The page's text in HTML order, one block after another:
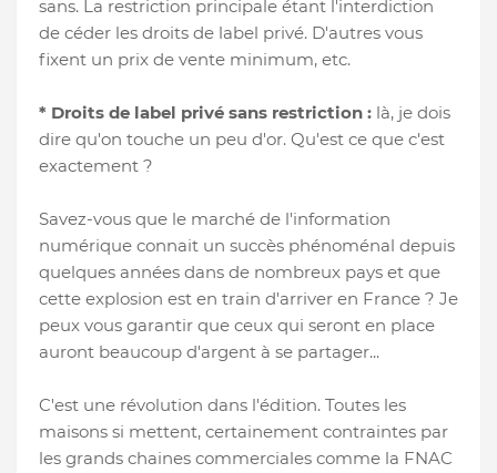
sans. La restriction principale étant l'interdiction
de céder les droits de label privé. D'autres vous
fixent un prix de vente minimum, etc.
* Droits de label privé sans restriction : là, je dois
dire qu'on touche un peu d'or. Qu'est ce que c'est
exactement ?
Savez-vous que le marché de l'information
numérique connait un succès phénoménal depuis
quelques années dans de nombreux pays et que
cette explosion est en train d'arriver en France ? Je
peux vous garantir que ceux qui seront en place
auront beaucoup d'argent à se partager...
C'est une révolution dans l'édition. Toutes les
maisons si mettent, certainement contraintes par
les grands chaines commerciales comme la FNAC